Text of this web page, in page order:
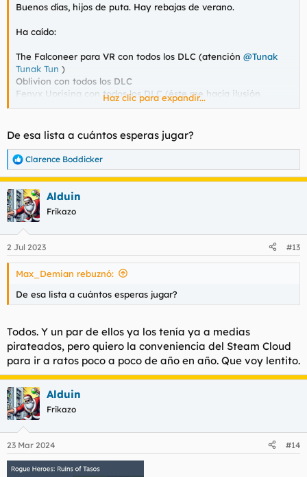
Buenos días, hijos de puta. Hay rebajas de verano.
Ha caído:
The Falconeer para VR con todos los DLC (atención @Tunak
Tunak Tun )
Oblivion con todos los DLC
Fenyx Uprising con todos los DLC (éste me hacía ilusión
porque el pirateado me estaba calentando el PC y estaba
Riders Republic (una especie de actividades multiplayer GTA V
pero más molón, además es nuevo no tiene ni un mes, tiene
reviews 9/10 en todos lados)
Los dos de South Park
LA Noire
Helldivers (el primero, estilo Diablo MP)
Haz clic para expandir...
De esa lista a cuántos esperas jugar?
R
e
c
c
i
e
s
Clarence Boddicker
Alduin
Frikazo
2 Jul 2023 #13
Max_Demian rebuznó:
De esa lista a cuántos esperas jugar?
Todos. Y un par de ellos ya los tenía ya a medias
pirateados, pero quiero la conveniencia del Steam Cloud
para ir a ratos poco a poco de año en año. Que voy lentito.
Alduin
Frikazo
23 Mar 2024 #14